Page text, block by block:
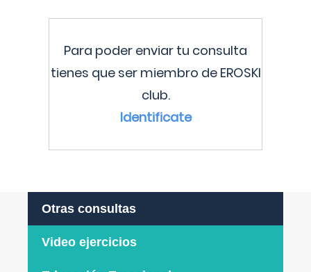
Para poder enviar tu consulta
tienes que ser miembro de EROSKI
club.
Identificate
Otras consultas
Video ejercicios